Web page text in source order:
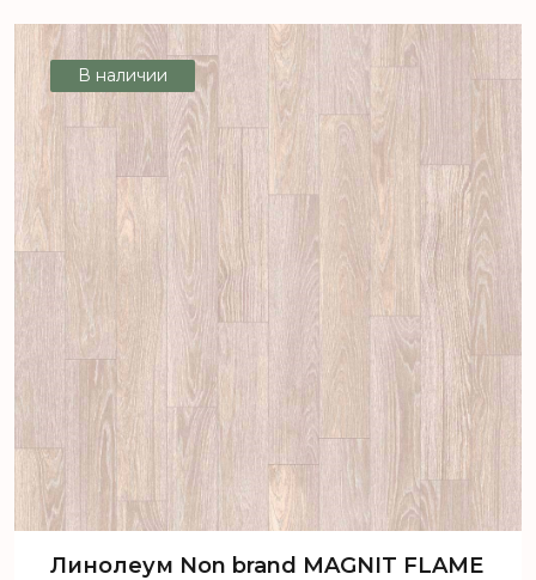
(140 м2) [цел]
В наличии
Линолеум Non brand MAGNIT FLAME